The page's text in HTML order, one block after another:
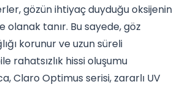
gözün ihtiyaç duyduğu oksijenin
olanak tanır. Bu sayede, göz
korunur ve uzun süreli
rahatsızlık hissi oluşumu
Claro Optimus serisi, zararlı UV